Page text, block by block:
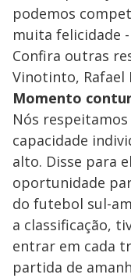
podemos
muita felicidade
Confira outras
Vinotinto, Rafael
Momento
Nós
capacidade
alto. Disse para
oportunidade
do futebol sul-
a classificação,
entrar em cada
partida de